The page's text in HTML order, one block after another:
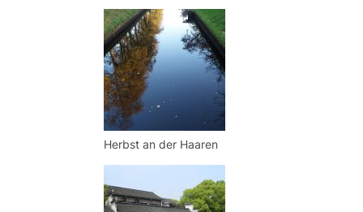
Herbst an der Haaren